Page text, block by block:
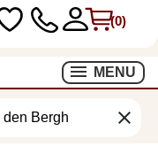
(0)
MENU
clear